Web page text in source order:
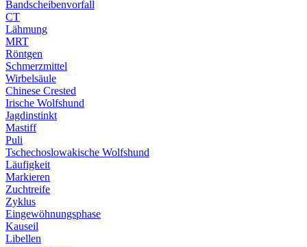
Bandscheibenvorfall
CT
Lähmung
MRT
Röntgen
Schmerzmittel
Wirbelsäule
Chinese Crested
Irische Wolfshund
Jagdinstinkt
Mastiff
Puli
Tschechoslowakische Wolfshund
Läufigkeit
Markieren
Zuchtreife
Zyklus
Eingewöhnungsphase
Kauseil
Libellen